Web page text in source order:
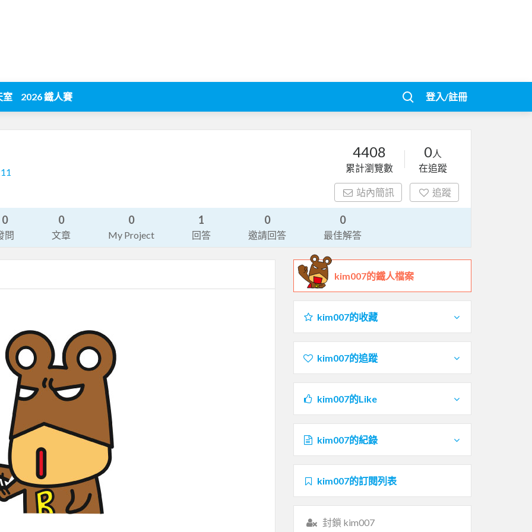
室 2026 鐵人賽 登入/註冊
4408
累計瀏覽數
0人
在追蹤
站內簡訊 追蹤
0
問
0
文章
0
My Project
1
回答
0
邀請回答
0
最佳解答
kim007的鐵人檔案
kim007的收藏
kim007的追蹤
kim007的Like
kim007的紀錄
kim007的訂閱列表
封鎖 kim007